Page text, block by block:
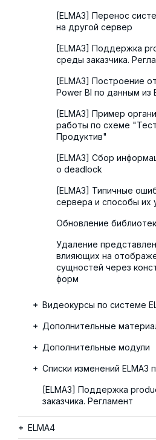
[ELMA3] Перенос
на другой сервер
[ELMA3] Поддержка
среды заказчика.
[ELMA3] Построение
Power BI по данным из
[ELMA3] Пример
работы по схеме
Продуктив"
[ELMA3] Сбор
о deadlock
[ELMA3] Типичные
сервера и способы их
Обновление
Удаление
влияющих на
сущностей через
форм
Видеокурсы по системе
Дополнительные
Дополнительные модули
Списки изменений ELMA3
[ELMA3] Поддержка
заказчика. Регламент
ELMA4